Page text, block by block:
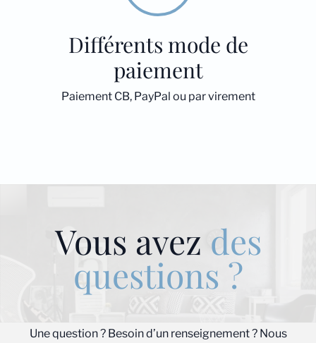
Différents mode de
paiement
Paiement CB, PayPal ou par virement
Vous avez des
questions ?
Une question ? Besoin d’un renseignement ? Nous